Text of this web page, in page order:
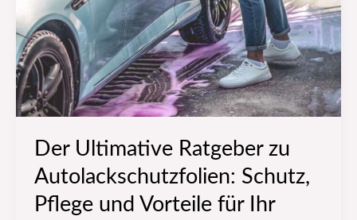
Der Ultimative Ratgeber zu
Autolackschutzfolien: Schutz,
Pflege und Vorteile für Ihr